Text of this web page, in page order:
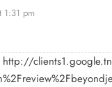
1:31 pm
http://